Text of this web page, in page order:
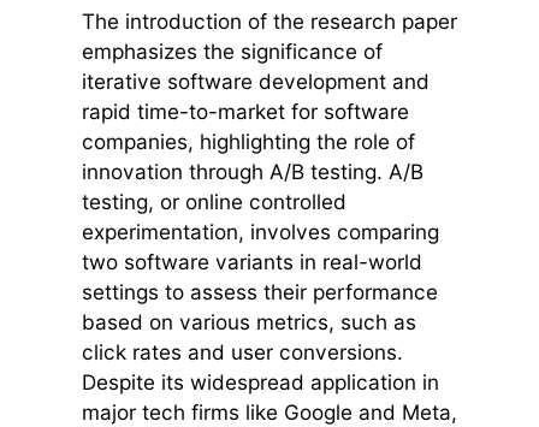
The introduction of the research paper
emphasizes the significance of
iterative software development and
rapid time-to-market for software
companies, highlighting the role of
innovation through A/B testing. A/B
testing, or online controlled
experimentation, involves comparing
two software variants in real-world
settings to assess their performance
based on various metrics, such as
click rates and user conversions.
Despite its widespread application in
major tech firms like Google and Meta,